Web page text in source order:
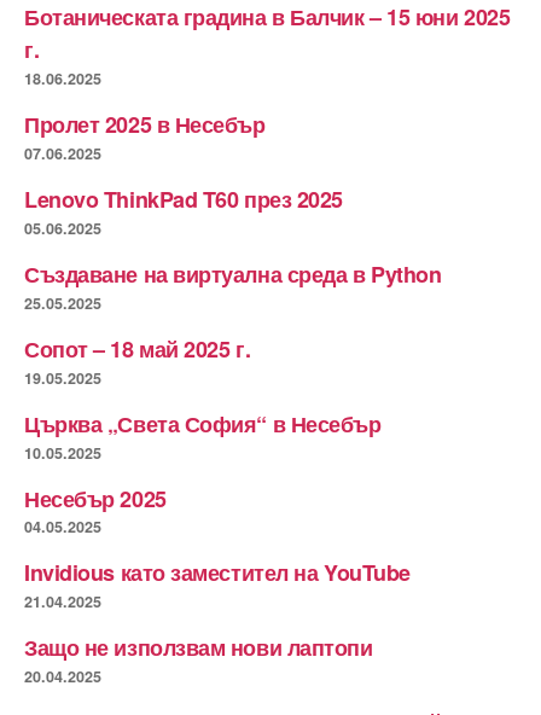
Ботаническата градина в Балчик – 15 юни 2025
г.
18.06.2025
Пролет 2025 в Несебър
07.06.2025
Lenovo ThinkPad T60 през 2025
05.06.2025
Създаване на виртуална среда в Python
25.05.2025
Сопот – 18 май 2025 г.
19.05.2025
Църква „Света София“ в Несебър
10.05.2025
Несебър 2025
04.05.2025
Invidious като заместител на YouTube
21.04.2025
Защо не използвам нови лаптопи
20.04.2025